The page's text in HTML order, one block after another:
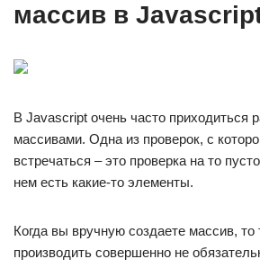
массив в
В Javascript очень часто приходиться
массивами. Одна из проверок, с
встречаться – это проверка на то
нем есть какие-то элементы.
Когда вы вручную создаете массив, то
производить совершенно не